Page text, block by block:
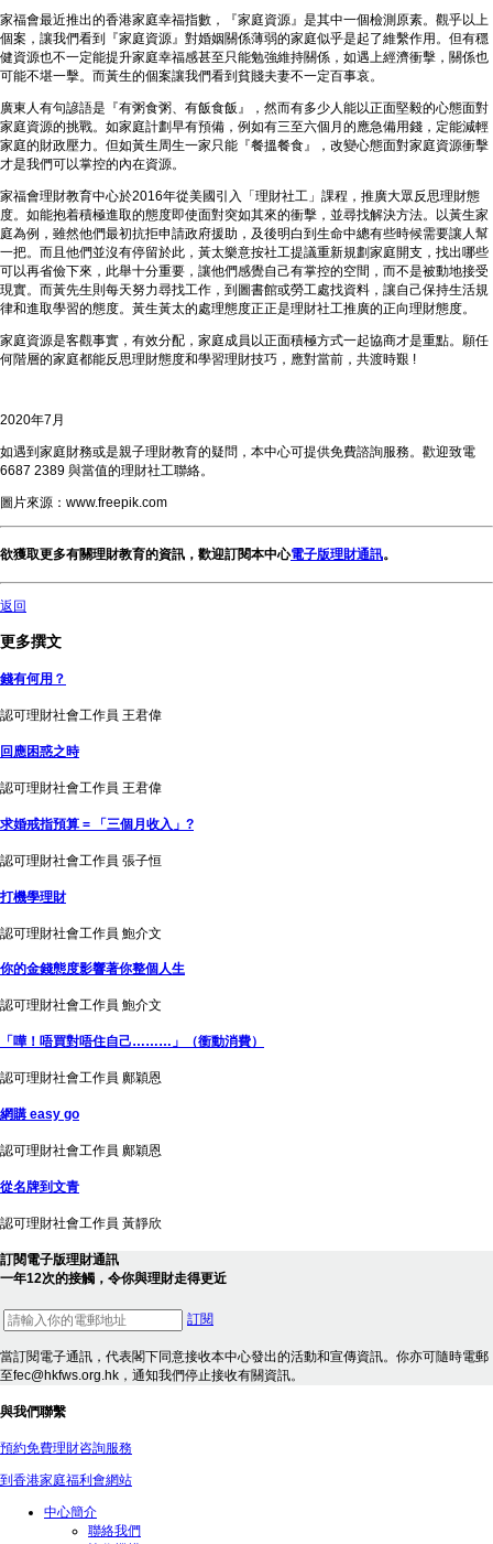
家福會最近推出的香港家庭幸福指數，『家庭資源』是其中一個檢測原素。觀乎以上
個案，讓我們看到『家庭資源』對婚姻關係薄弱的家庭似乎是起了維繫作用。但有穩
健資源也不一定能提升家庭幸福感甚至只能勉強維持關係，如遇上經濟衝擊，關係也
可能不堪一擊。而黃生的個案讓我們看到貧賤夫妻不一定百事哀。
廣東人有句諺語是『有粥食粥、有飯食飯』，然而有多少人能以正面堅毅的心態面對
家庭資源的挑戰。如家庭計劃早有預備，例如有三至六個月的應急備用錢，定能減輕
家庭的財政壓力。但如黃生周生一家只能『餐搵餐食』，改變心態面對家庭資源衝擊
才是我們可以掌控的內在資源。
家福會理財教育中心於2016年從美國引入「理財社工」課程，推廣大眾反思理財態
度。如能抱着積極進取的態度即使面對突如其來的衝擊，並尋找解決方法。以黃生家
庭為例，雖然他們最初抗拒申請政府援助，及後明白到生命中總有些時候需要讓人幫
一把。而且他們並沒有停留於此，黃太樂意按社工提議重新規劃家庭開支，找出哪些
可以再省儉下來，此舉十分重要，讓他們感覺自己有掌控的空間，而不是被動地接受
現實。而黃先生則每天努力尋找工作，到圖書館或勞工處找資料，讓自己保持生活規
律和進取學習的態度。黃生黃太的處理態度正正是理財社工推廣的正向理財態度。
家庭資源是客觀事實，有效分配，家庭成員以正面積極方式一起協商才是重點。願任
何階層的家庭都能反思理財態度和學習理財技巧，應對當前，共渡時艱 !
2020年7月
如遇到家庭財務或是親子理財教育的疑問，本中心可提供免費諮詢服務。歡迎致電
6687 2389 與當值的理財社工聯絡。
圖片來源：www.freepik.com
欲獲取更多有關理財教育的資訊，歡迎訂閱本中心電子版理財通訊。
返回
更多撰文
錢有何用？
認可理財社會工作員 王君偉
回應困惑之時
認可理財社會工作員 王君偉
求婚戒指預算 = 「三個月收入」?
認可理財社會工作員 張子恒
打機學理財
認可理財社會工作員 鮑介文
你的金錢態度影響著你整個人生
認可理財社會工作員 鮑介文
「嘩！唔買對唔住自己………」（衝動消費）
認可理財社會工作員 鄺穎恩
網購 easy go
認可理財社會工作員 鄺穎恩
從名牌到文青
認可理財社會工作員 黃靜欣
訂閱電子版理財通訊
一年12次的接觸，令你與理財走得更近
訂閱
當訂閱電子通訊，代表閣下同意接收本中心發出的活動和宣傳資訊。你亦可隨時電郵
至fec@hkfws.org.hk，通知我們停止接收有關資訊。
與我們聯繫
預約免費理財咨詢服務
到香港家庭福利會網站
中心簡介
聯絡我們